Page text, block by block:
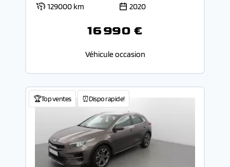
129000 km
2020
16 990 €
Véhicule occasion
🏆Top ventes ⏰Dispo rapide!